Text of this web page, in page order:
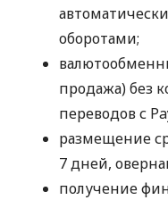
оборотами;
продажа) без
переводов с
размещение
7 дней,
получение